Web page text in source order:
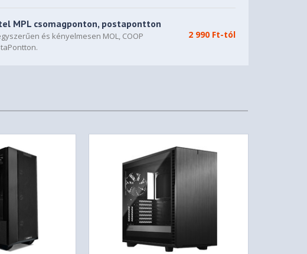
MPL csomagponton, postapontton
és kényelmesen MOL, COOP
2 990 Ft-tól